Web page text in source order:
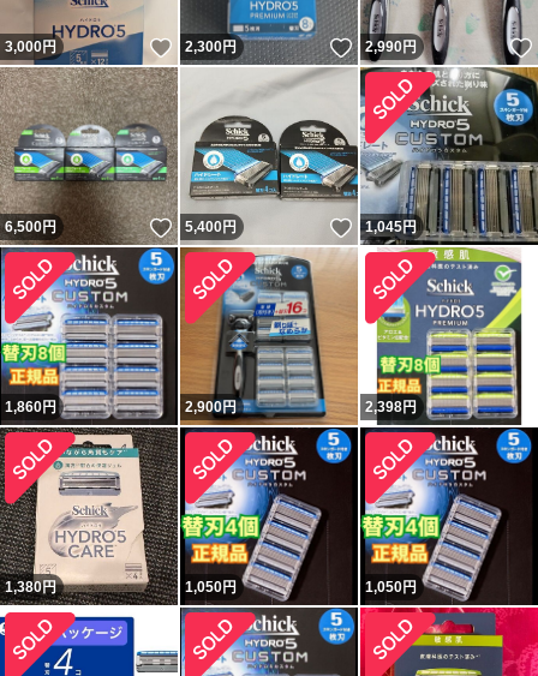
3,000円 いいね！
2,300円 いいね！
2,990円
6,500円 いいね！
5,400円 いいね！
1,045円
1,860円 2,900円 2,398円
1,380円 1,050円 1,050円